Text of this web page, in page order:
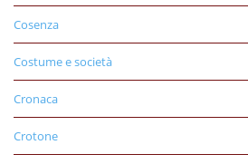
Cosenza
Costume e società
Cronaca
Crotone